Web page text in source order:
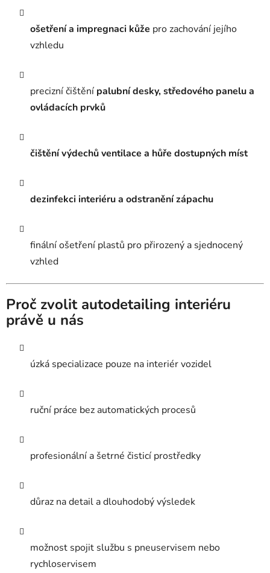
ošetření a impregnaci kůže pro zachování jejího
vzhledu
precizní čištění palubní desky, středového panelu a
ovládacích prvků
čištění výdechů ventilace a hůře dostupných míst
dezinfekci interiéru a odstranění zápachu
finální ošetření plastů pro přirozený a sjednocený
vzhled
Proč zvolit autodetailing interiéru
právě u nás
úzká specializace pouze na interiér vozidel
ruční práce bez automatických procesů
profesionální a šetrné čisticí prostředky
důraz na detail a dlouhodobý výsledek
možnost spojit službu s pneuservisem nebo
rychloservisem